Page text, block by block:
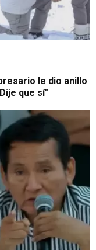
le dio anillo
que sí"